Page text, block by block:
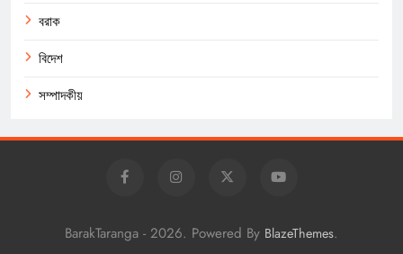
বরাক
বিদেশ
সম্পাদকীয়
BarakTaranga - 2026. Powered By BlazeThemes.